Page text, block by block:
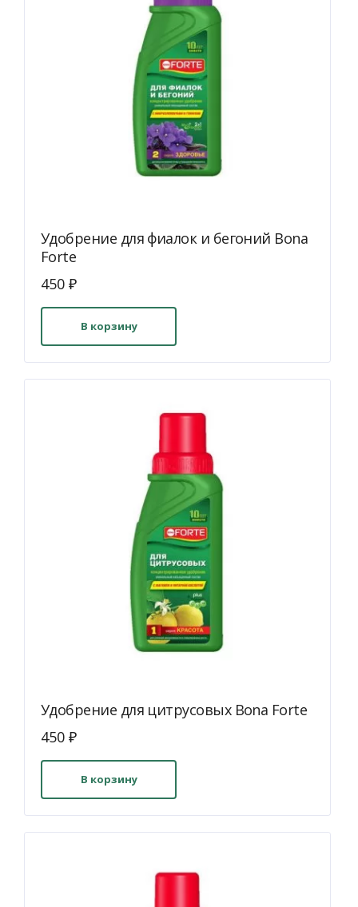
Удобрение для фиалок и бегоний Bona
Forte
450 ₽
В корзину
Удобрение для цитрусовых Bona Forte
450 ₽
В корзину